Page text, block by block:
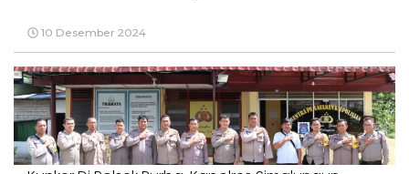
10 Desember 2024